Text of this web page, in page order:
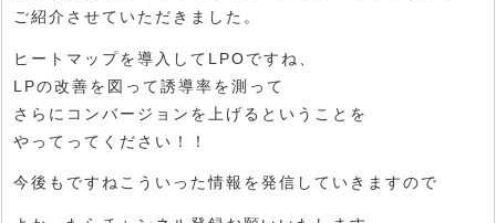
ご紹介させていただきました。
ヒートマップを導入してLPOですね、
LPの改善を図って誘導率を測って
さらにコンバージョンを上げるということを
やってってください！！
今後もですねこういった情報を発信していきますので